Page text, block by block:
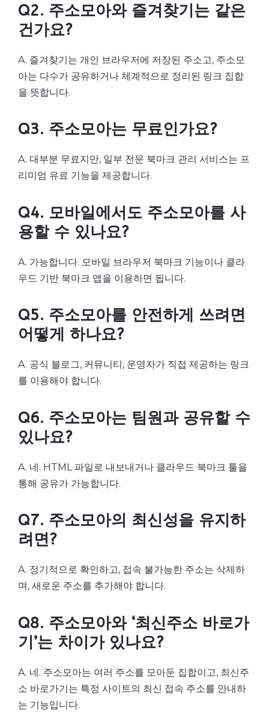
Q2. 주소모아와 즐겨찾기는 같은
건가요?
A. 즐겨찾기는 개인 브라우저에 저장된 주소고, 주소모
아는 다수가 공유하거나 체계적으로 정리된 링크 집합
을 뜻합니다.
Q3. 주소모아는 무료인가요?
A. 대부분 무료지만, 일부 전문 북마크 관리 서비스는 프
리미엄 유료 기능을 제공합니다.
Q4. 모바일에서도 주소모아를 사
용할 수 있나요?
A. 가능합니다. 모바일 브라우저 북마크 기능이나 클라
우드 기반 북마크 앱을 이용하면 됩니다.
Q5. 주소모아를 안전하게 쓰려면
어떻게 하나요?
A. 공식 블로그, 커뮤니티, 운영자가 직접 제공하는 링크
를 이용해야 합니다.
Q6. 주소모아는 팀원과 공유할 수
있나요?
A. 네. HTML 파일로 내보내거나 클라우드 북마크 툴을
통해 공유가 가능합니다.
Q7. 주소모아의 최신성을 유지하
려면?
A. 정기적으로 확인하고, 접속 불가능한 주소는 삭제하
며, 새로운 주소를 추가해야 합니다.
Q8. 주소모아와 ‘최신주소 바로가
기’는 차이가 있나요?
A. 네. 주소모아는 여러 주소를 모아둔 집합이고, 최신주
소 바로가기는 특정 사이트의 최신 접속 주소를 안내하
는 기능입니다.